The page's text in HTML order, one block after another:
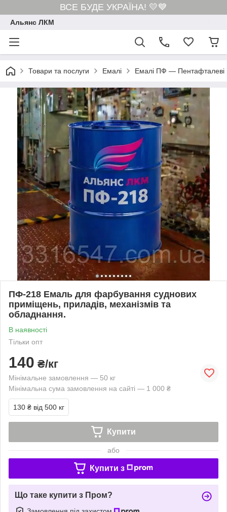
ВСЕ БУДЕ УКРАЇНА! 💛💙
Альянс ЛКМ
Товари та послуги Емалі Емалі ПФ —
ПФ-218 Емаль для фарбування суднових
приміщень, приладів, механізмів та
обладнання.
В наявності
Тільки опт
140 ₴/кг
Мінімальне замовлення — 50 кг
Мінімальна сума замовлення на сайті — 1 000 ₴
130 ₴ від 500 кг
Купити
або
Купити з
Що таке купити з Пром?